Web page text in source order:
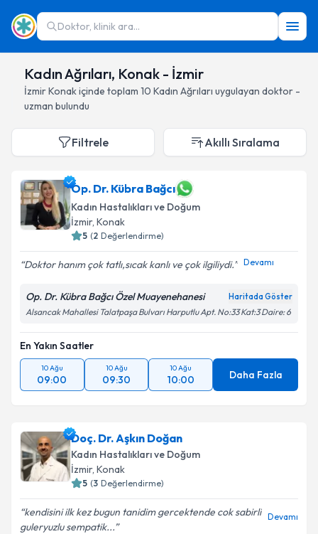
Doktor, klinik ara...
Kadın Ağrıları, Konak - İzmir
İzmirKonakiçinde toplam 10 Kadın Ağrıları uygulayan doktor -
uzman bulundu
Filtrele Akıllı Sıralama
Op. Dr. Kübra Bağcı
Kadın Hastalıkları ve Doğum
İzmir, Konak
5 (2 Değerlendirme)
Doktor hanım çok tatlı,sıcak kanlı ve çok ilgiliydi.️ Devamı
Op. Dr. Kübra Bağcı Özel Muayenehanesi Haritada Göster
Alsancak Mahallesi Talatpaşa Bulvarı Harputlu Apt. No:33 Kat:3 Daire: 6
En Yakın Saatler
10 Ağu
09:00
10 Ağu
09:30
10 Ağu
10:00 Daha Fazla
Doç. Dr. Aşkın Doğan
Kadın Hastalıkları ve Doğum
İzmir, Konak
5 (3 Değerlendirme)
kendisini ilk kez bugun tanidim gercektende cok sabirli
guleryuzlu sempatik...
Devamı